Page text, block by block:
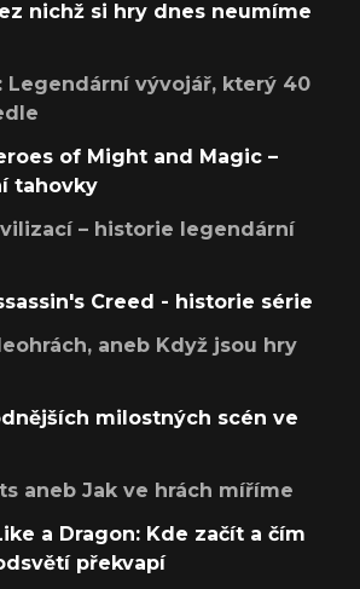
nichž si hry dnes neumíme
Legendární vývojář, který 40
of Might and Magic –
tahovky
– historie legendární
Creed - historie série
aneb Když jsou hry
milostných scén ve
aneb Jak ve hrách míříme
a Dragon: Kde začít a čím
překvapí